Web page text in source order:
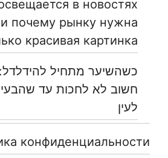
в новостях
почему рынку нужна
красивая картинка
כשהשיער מתחיל
חשוב לא לחכות עד
לעין
конфиденциальности